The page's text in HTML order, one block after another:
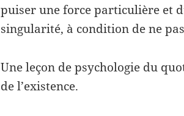
puiser une force particulière et
singularité, à condition de ne
Une leçon de psychologie du
de l’existence.